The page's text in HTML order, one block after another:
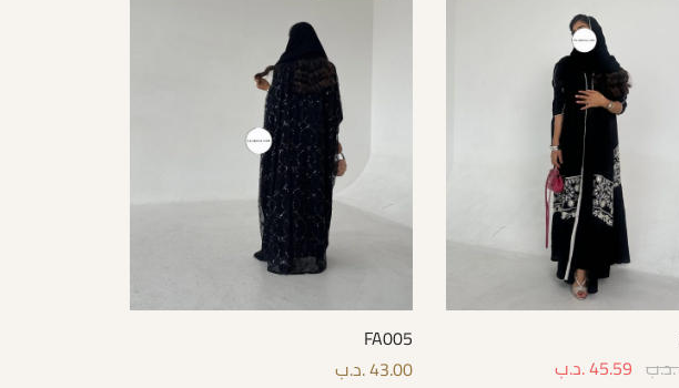
.د.ب 45.59.د.ب
FA005
43.00.د.ب